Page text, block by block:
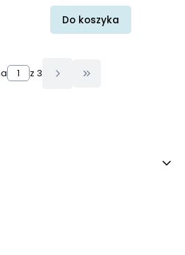
Do koszyka
z 3 Przejdź do